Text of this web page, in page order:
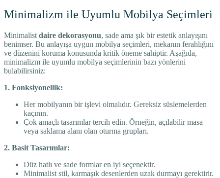
Minimalizm ile Uyumlu Mobilya Seçimleri
Minimalist daire dekorasyonu, sade ama şık bir estetik anlayışını
benimser. Bu anlayışa uygun mobilya seçimleri, mekanın ferahlığını
ve düzenini koruma konusunda kritik öneme sahiptir. Aşağıda,
minimalizm ile uyumlu mobilya seçimlerinin bazı yönlerini
bulabilirsiniz:
1. Fonksiyonellik:
Her mobilyanın bir işlevi olmalıdır. Gereksiz süslemelerden
kaçının.
Çok amaçlı tasarımlar tercih edin. Örneğin, açılabilir masa
veya saklama alanı olan oturma grupları.
2. Basit Tasarımlar:
Düz hatlı ve sade formlar en iyi seçenektir.
Minimalist stil, karmaşık desenlerden uzak durmayı gerektirir.